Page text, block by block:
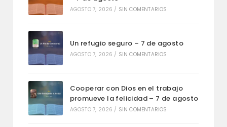
AGOSTO 7, 2026 / SIN COMENTARIOS
Un refugio seguro – 7 de agosto
AGOSTO 7, 2026 / SIN COMENTARIOS
Cooperar con Dios en el trabajo
promueve la felicidad – 7 de agosto
AGOSTO 7, 2026 / SIN COMENTARIOS